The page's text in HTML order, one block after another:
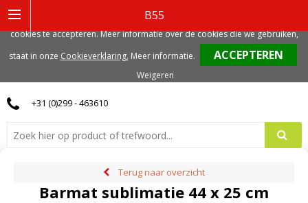
B55
0
+31 (0)299 - 463610
Terug naar overzicht
Barmat sublimatie 44 x 25 cm
gerelateerde cookies. Voor de beste gebruikerservaring, adviseren we deze
cookies te accepteren. Meer informatie over de cookies die we gebruiken,
staat in onze Cookieverklaring. Meer informatie.
Weigeren